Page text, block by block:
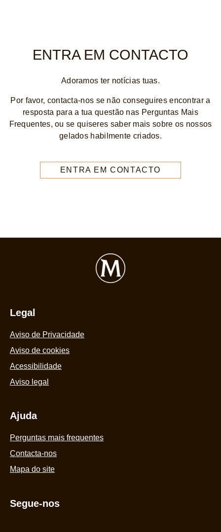
ENTRA EM CONTACTO
Adoramos ter notícias tuas.
Por favor, contacta-nos se não conseguires encontrar a
resposta para a tua questão nas Perguntas Mais
Frequentes, ou se quiseres saber mais sobre os nossos
gelados habilmente criados.
ENTRA EM CONTACTO
Legal
Aviso de Privacidade
Aviso de cookies
Acessibilidade
Aviso legal
Ajuda
Perguntas mais frequentes
Contacta-nos
Mapa do site
Segue-nos